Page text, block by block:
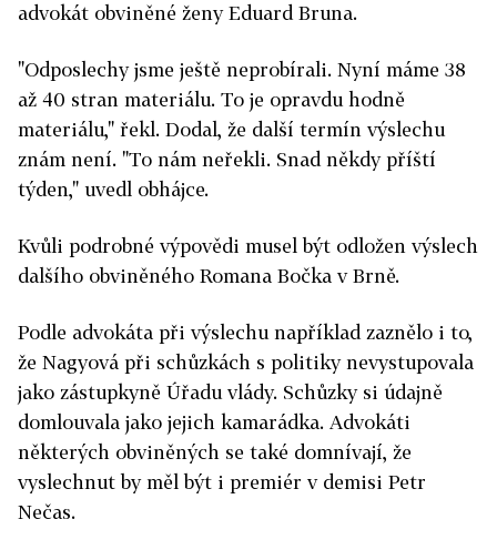
advokát obviněné ženy Eduard Bruna.
"Odposlechy jsme ještě neprobírali. Nyní máme 38
až 40 stran materiálu. To je opravdu hodně
materiálu," řekl. Dodal, že další termín výslechu
znám není. "To nám neřekli. Snad někdy příští
týden," uvedl obhájce.
Kvůli podrobné výpovědi musel být odložen výslech
dalšího obviněného Romana Bočka v Brně.
Podle advokáta při výslechu například zaznělo i to,
že Nagyová při schůzkách s politiky nevystupovala
jako zástupkyně Úřadu vlády. Schůzky si údajně
domlouvala jako jejich kamarádka. Advokáti
některých obviněných se také domnívají, že
vyslechnut by měl být i premiér v demisi Petr
Nečas.